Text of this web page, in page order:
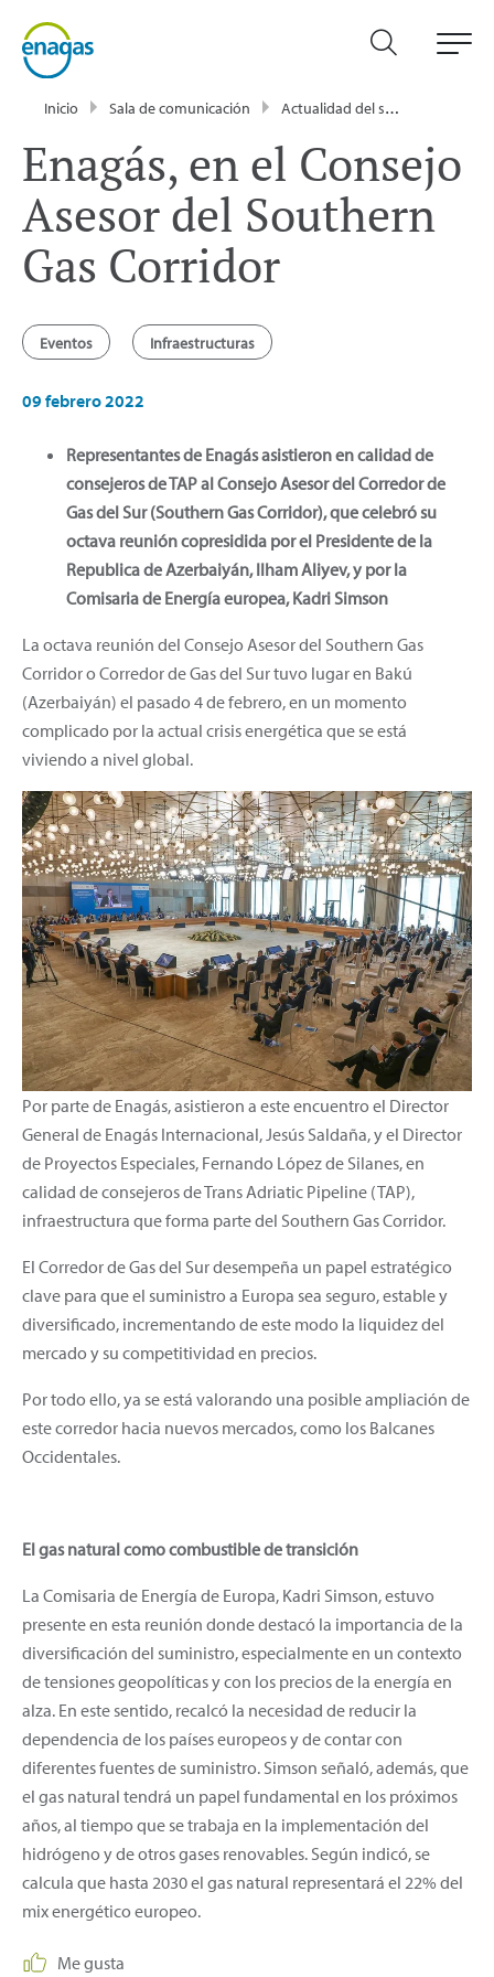
Inicio Sala de comunicación Actualidad del sector energético - Enagás
Enagás, en el Consejo
Asesor del Southern
Gas Corridor
Eventos Infraestructuras
09 febrero 2022
Representantes de Enagás asistieron en calidad de
consejeros de TAP al Consejo Asesor del Corredor de
Gas del Sur (Southern Gas Corridor), que celebró su
octava reunión copresidida por el Presidente de la
Republica de Azerbaiyán, Ilham Aliyev, y por la
Comisaria de Energía europea, Kadri Simson
La octava reunión del Consejo Asesor del Southern Gas
Corridor o Corredor de Gas del Sur tuvo lugar en Bakú
(Azerbaiyán) el pasado 4 de febrero, en un momento
complicado por la actual crisis energética que se está
viviendo a nivel global.
Por parte de Enagás, asistieron a este encuentro el Director
General de Enagás Internacional, Jesús Saldaña, y el Director
de Proyectos Especiales, Fernando López de Silanes, en
calidad de consejeros de Trans Adriatic Pipeline (TAP),
infraestructura que forma parte del Southern Gas Corridor.
El Corredor de Gas del Sur desempeña un papel estratégico
clave para que el suministro a Europa sea seguro, estable y
diversificado, incrementando de este modo la liquidez del
mercado y su competitividad en precios.
Por todo ello, ya se está valorando una posible ampliación de
este corredor hacia nuevos mercados, como los Balcanes
Occidentales.
El gas natural como combustible de transición
La Comisaria de Energía de Europa, Kadri Simson, estuvo
presente en esta reunión donde destacó la importancia de la
diversificación del suministro, especialmente en un contexto
de tensiones geopolíticas y con los precios de la energía en
alza. En este sentido, recalcó la necesidad de reducir la
dependencia de los países europeos y de contar con
diferentes fuentes de suministro. Simson señaló, además, que
el gas natural tendrá un papel fundamental en los próximos
años, al tiempo que se trabaja en la implementación del
hidrógeno y de otros gases renovables. Según indicó, se
calcula que hasta 2030 el gas natural representará el 22% del
mix energético europeo.
Me gusta